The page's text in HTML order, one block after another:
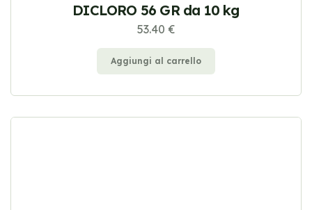
DICLORO 56 GR da 10 kg
53.40 €
Aggiungi al carrello